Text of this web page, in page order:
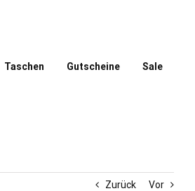
Taschen Gutscheine Sale
Zurück Vor